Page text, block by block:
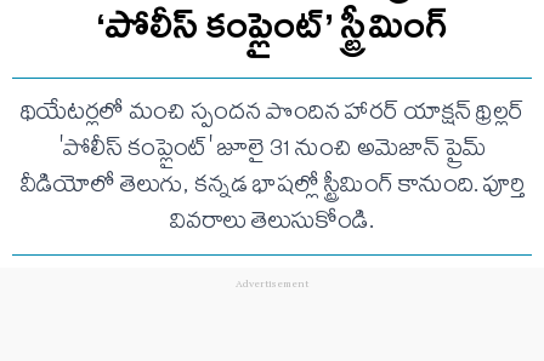
‘పోలీస్ కంప్లైంట్’ స్ట్రీమింగ్
థియేటర్లలో మంచి స్పందన పొందిన హారర్ యాక్షన్ థ్రిల్లర్
'పోలీస్ కంప్లైంట్' జూలై 31 నుంచి అమెజాన్ ప్రైమ్
వీడియోలో తెలుగు, కన్నడ భాషల్లో స్ట్రీమింగ్ కానుంది. పూర్తి
వివరాలు తెలుసుకోండి.